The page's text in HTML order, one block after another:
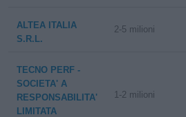
ALTEA ITALIA
S.R.L.
2-5 milioni
TECNO PERF -
SOCIETA' A
RESPONSABILITA'
LIMITATA
1-2 milioni